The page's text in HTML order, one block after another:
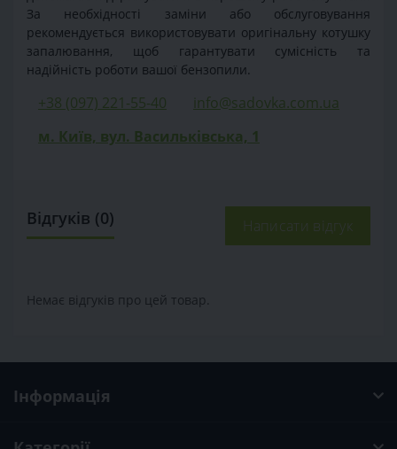
За необхідності заміни або обслуговування
рекомендується використовувати оригінальну котушку
запалювання, щоб гарантувати сумісність та
надійність роботи вашої бензопили.
+38 (097) 221-55-40
info@sadovka.com.ua
м. Київ, вул. Васильківська, 1
Відгуків (0) Написати відгук
Немає відгуків про цей товар.
Інформація